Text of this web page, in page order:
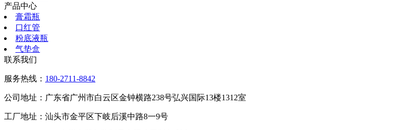
产品中心
膏霜瓶
口红管
粉底液瓶
气垫盒
联系我们
服务热线： 180-2711-8842
公司地址：广东省广州市白云区金钟横路238号弘兴国际13楼1312室
工厂地址：汕头市金平区下岐后溪中路8一9号